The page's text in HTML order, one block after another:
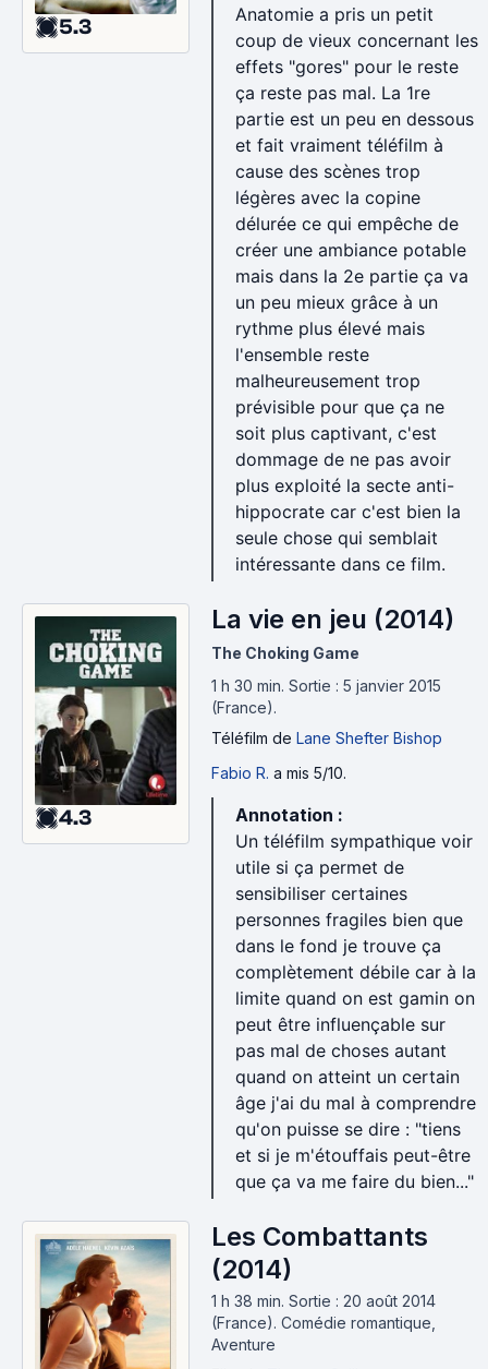
5.3
Anatomie a pris un petit
coup de vieux concernant les
effets "gores" pour le reste
ça reste pas mal. La 1re
partie est un peu en dessous
et fait vraiment téléfilm à
cause des scènes trop
légères avec la copine
délurée ce qui empêche de
créer une ambiance potable
mais dans la 2e partie ça va
un peu mieux grâce à un
rythme plus élevé mais
l'ensemble reste
malheureusement trop
prévisible pour que ça ne
soit plus captivant, c'est
dommage de ne pas avoir
plus exploité la secte anti-
hippocrate car c'est bien la
seule chose qui semblait
intéressante dans ce film.
4.3
La vie en jeu (2014)
The Choking Game
1 h 30 min. Sortie : 5 janvier 2015
(France).
Téléfilm de Lane Shefter Bishop
Fabio R. a mis 5/10.
Annotation :
Un téléfilm sympathique voir
utile si ça permet de
sensibiliser certaines
personnes fragiles bien que
dans le fond je trouve ça
complètement débile car à la
limite quand on est gamin on
peut être influençable sur
pas mal de choses autant
quand on atteint un certain
âge j'ai du mal à comprendre
qu'on puisse se dire : "tiens
et si je m'étouffais peut-être
que ça va me faire du bien..."
Les Combattants
(2014)
1 h 38 min. Sortie : 20 août 2014
(France). Comédie romantique,
Aventure